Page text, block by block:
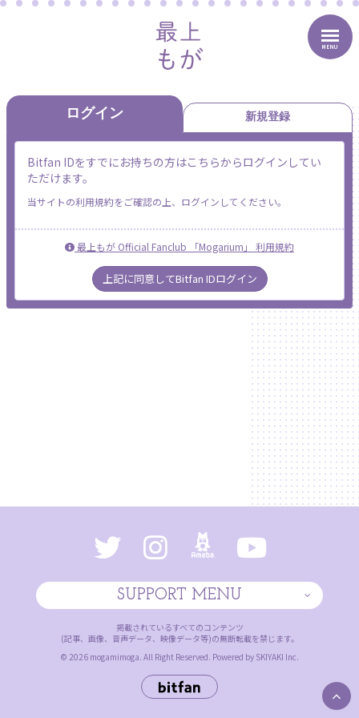
MENU
ログイン 新規登録
Bitfan IDをすでにお持ちの方はこちらからログインしてい
ただけます。
当サイトの利用規約をご確認の上、ログインしてください。
最上もが Official Fanclub 「Mogarium」 利用規約
上記に同意してBitfan IDログイン
SUPPORT MENU
掲載されているすべてのコンテンツ
(記事、画像、音声データ、映像データ等)の無断転載を禁じます。
© 2026 mogamimoga. All Right Reserved. Powered by SKIYAKI Inc.